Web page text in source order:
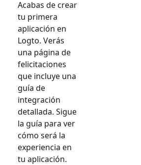
Acabas de crear
tu primera
aplicación en
Logto. Verás
una página de
felicitaciones
que incluye una
guía de
integración
detallada. Sigue
la guía para ver
cómo será la
experiencia en
tu aplicación.